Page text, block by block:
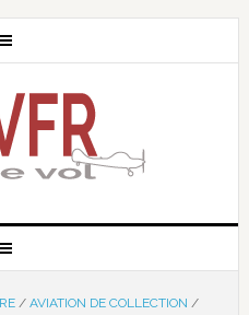
/ AVIATION DE COLLECTION /